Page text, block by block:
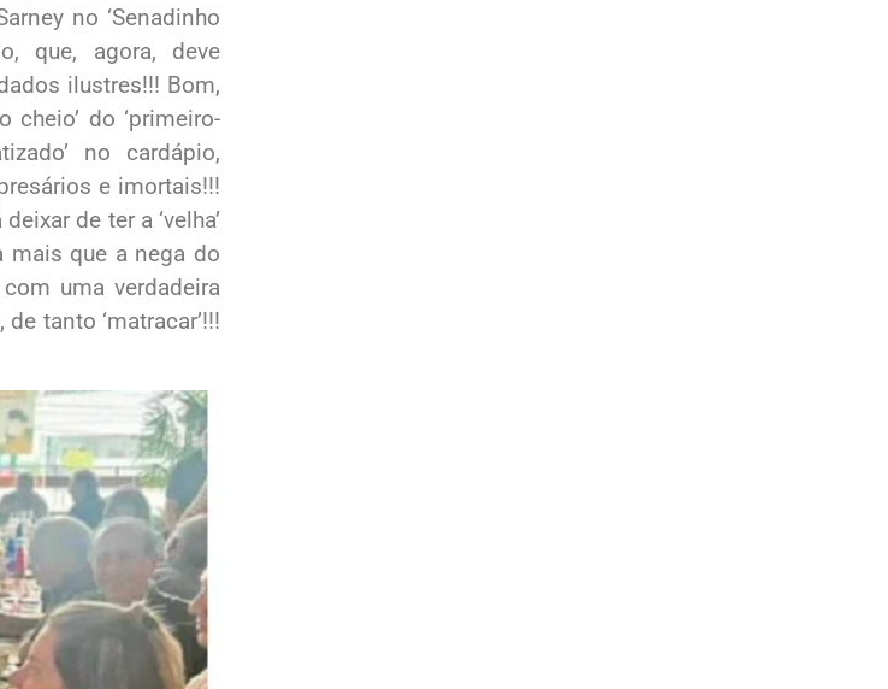
no ‘Senadinho
que, agora, deve
ilustres!!! Bom,
cheio’ do ‘primeiro-
no cardápio,
e imortais!!!
de ter a ‘velha’
mais que a nega do
uma verdadeira
tanto ‘matracar’!!!